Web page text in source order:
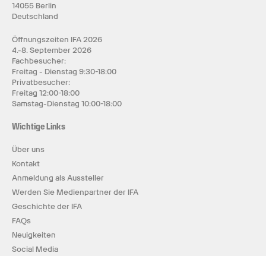
14055 Berlin
Deutschland
Öffnungszeiten IFA 2026
4.-8. September 2026
Fachbesucher:
Freitag - Dienstag 9:30-18:00
Privatbesucher:
Freitag 12:00-18:00
Samstag-Dienstag 10:00-18:00
Wichtige Links
Über uns
Kontakt
Anmeldung als Aussteller
Werden Sie Medienpartner der IFA
Geschichte der IFA
FAQs
Neuigkeiten
Social Media